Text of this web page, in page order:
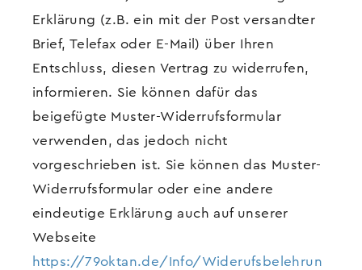
Erklärung (z.B. ein mit der Post versandter
Brief, Telefax oder E-Mail) über Ihren
Entschluss, diesen Vertrag zu widerrufen,
informieren. Sie können dafür das
beigefügte Muster-Widerrufsformular
verwenden, das jedoch nicht
vorgeschrieben ist. Sie können das Muster-
Widerrufsformular oder eine andere
eindeutige Erklärung auch auf unserer
Webseite
https://79oktan.de/Info/Widerufsbelehrun